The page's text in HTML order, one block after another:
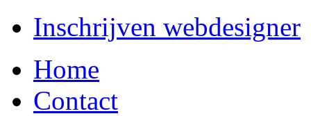
Inschrijven webdesigner
Home
Contact